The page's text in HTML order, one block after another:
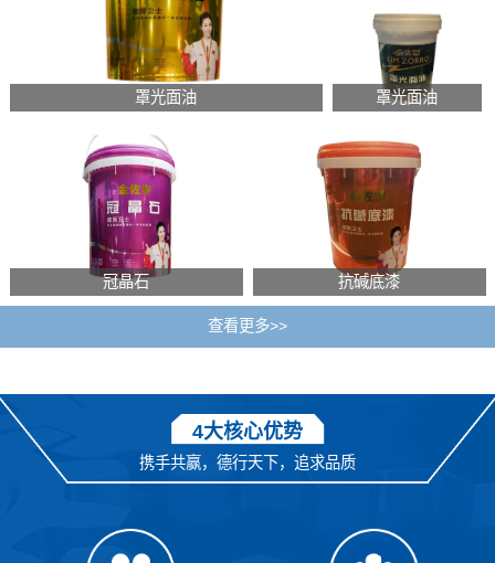
罩光面油 罩光面油
冠晶石 抗碱底漆
查看更多>>
4大核心优势
携手共赢，德行天下，追求品质